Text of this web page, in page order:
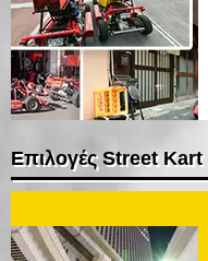
Επιλογές Street Kart